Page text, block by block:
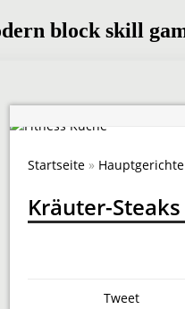
Startseite » Hauptgerichte
Kräuter-Steaks
Tweet